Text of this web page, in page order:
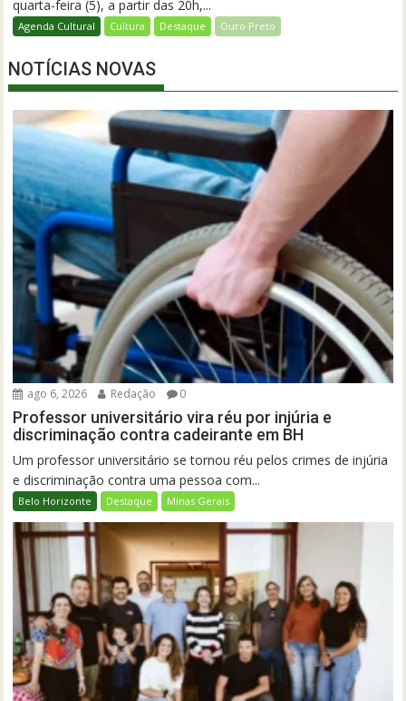
quarta-feira (5), a partir das 20h,...
Agenda Cultural Cultura Destaque Ouro Preto
NOTÍCIAS NOVAS
ago 6, 2026 Redação 0
Professor universitário vira réu por injúria e
discriminação contra cadeirante em BH
Um professor universitário se tornou réu pelos crimes de injúria
e discriminação contra uma pessoa com...
Belo Horizonte Destaque Minas Gerais